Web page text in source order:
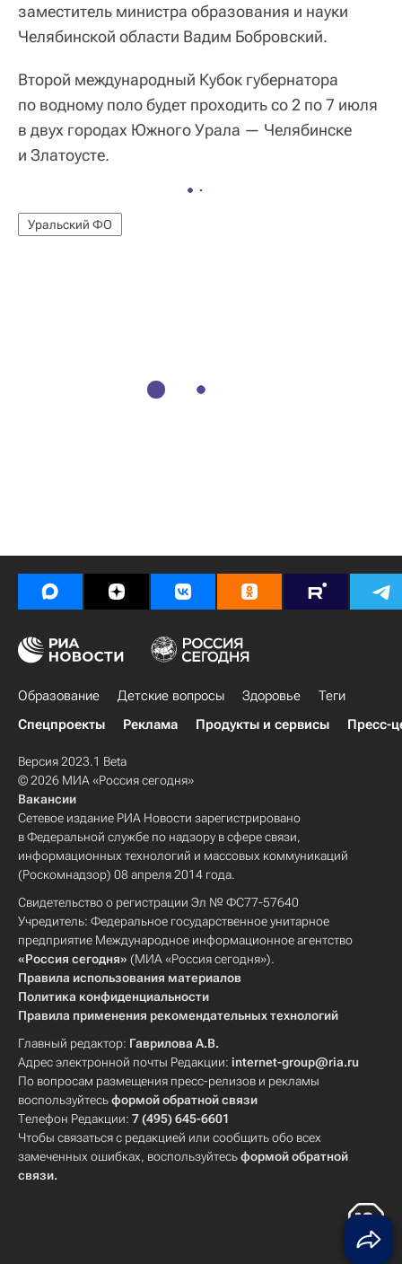
заместитель министра образования и науки
Челябинской области Вадим Бобровский.
Второй международный Кубок губернатора
по водному поло будет проходить со 2 по 7 июля
в двух городах Южного Урала — Челябинске
и Златоусте.
Уральский ФО
Образование Детские вопросы Здоровье
Теги
Спецпроекты
Реклама Продукты и сервисы Пресс-
Версия 2023.1 Beta
© 2026 МИА «Россия сегодня»
Вакансии
Сетевое издание РИА Новости зарегистрировано
в Федеральной службе по надзору в сфере связи,
информационных технологий и массовых коммуникаций
(Роскомнадзор) 08 апреля 2014 года.
Свидетельство о регистрации Эл № ФС77-57640
Учредитель: Федеральное государственное унитарное
предприятие Международное информационное агентство
«Россия сегодня» (МИА «Россия сегодня»).
Правила использования материалов
Политика конфиденциальности
Правила применения рекомендательных технологий
Главный редактор: Гаврилова А.В.
Адрес электронной почты Редакции: internet-group@ria.ru
По вопросам размещения пресс-релизов и рекламы
воспользуйтесьформой обратной связи
Телефон Редакции: 7 (495) 645-6601
Чтобы связаться с редакцией или сообщить обо всех
замеченных ошибках, воспользуйтесьформой обратной
связи.